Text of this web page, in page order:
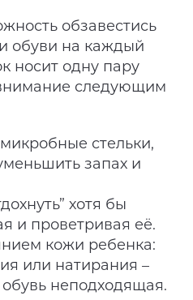
обзавестись
обуви на каждый
носит одну пару
следующим
стельки,
запах и
хотя бы
и проветривая её.
кожи ребенка:
или натирания –
обувь неподходящая.